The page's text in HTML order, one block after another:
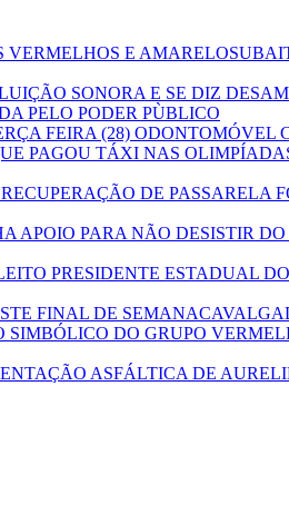
PELO PODER PÙBLICO
ODONTOMÓVEL